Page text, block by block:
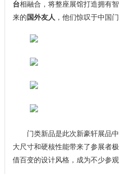
台相融合，将整座展馆打造拥有
来的 国外友人 ，他们惊叹于中国
门类新品是此次新豪轩展品中
大尺寸和硬核性能带来了参展者
借百变的设计风格，成为不少参观